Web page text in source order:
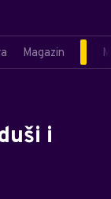
Magazin
i